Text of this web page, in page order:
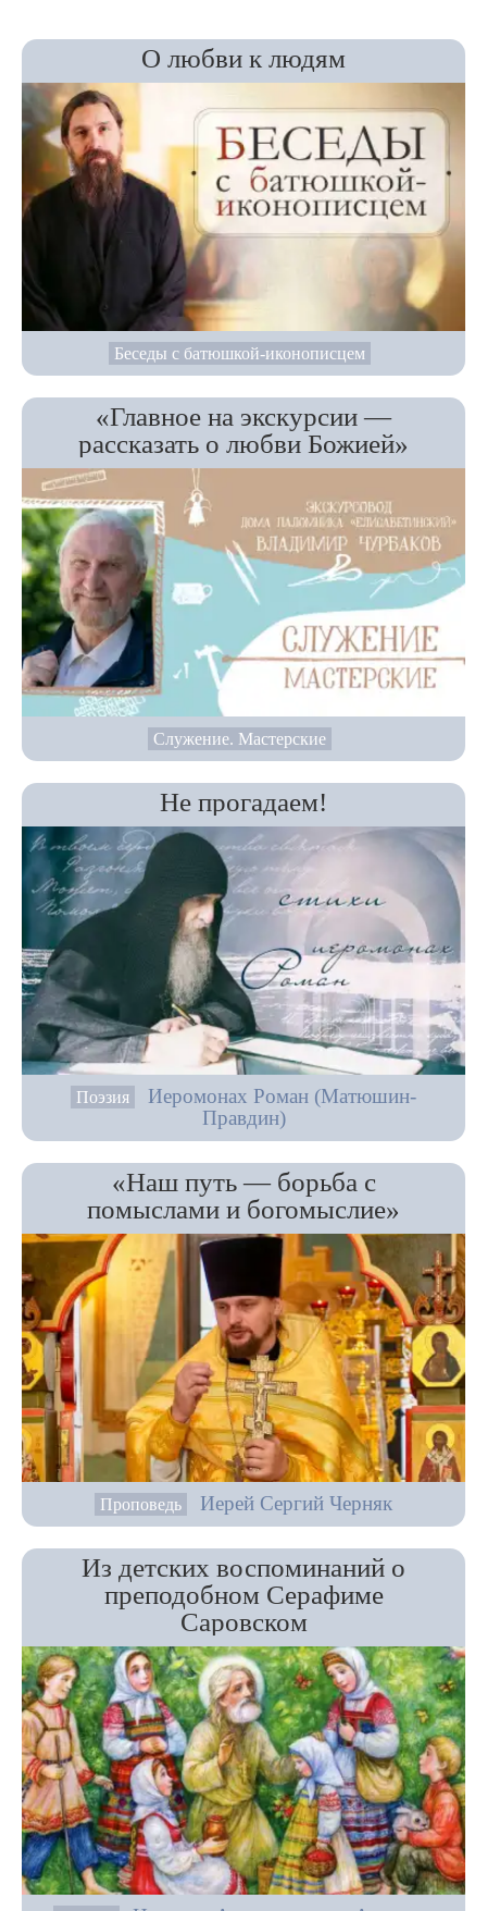
О любви к людям
Беседы с батюшкой-иконописцем
«Главное на экскурсии —
рассказать о любви Божией»
Служение. Мастерские
Не прогадаем!
Поэзия
Иеромонах Роман (Матюшин-
Правдин)
«Наш путь — борьба с
помыслами и богомыслие»
Проповедь Иерей Сергий Черняк
Из детских воспоминаний о
преподобном Серафиме
Саровском